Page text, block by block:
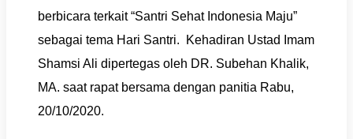
berbicara terkait “Santri Sehat Indonesia Maju”
sebagai tema Hari Santri. Kehadiran Ustad Imam
Shamsi Ali dipertegas oleh DR. Subehan Khalik,
MA. saat rapat bersama dengan panitia Rabu,
20/10/2020.